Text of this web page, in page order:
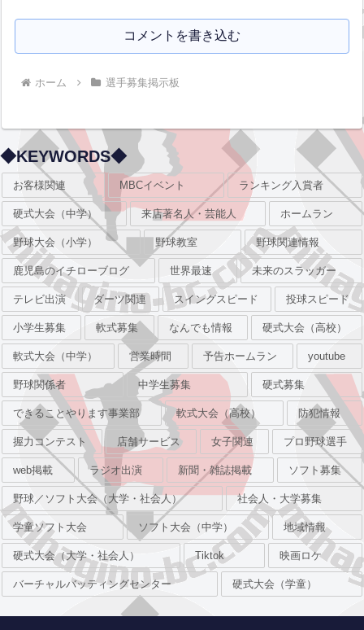
コメントを書き込む
ホーム 選手募集掲示板
◆KEYWORDS◆
お客様関連 MBCイベント ランキング入賞者
硬式大会（中学） 来店著名人・芸能人 ホームラン
野球大会（小学） 野球教室 野球関連情報
鹿児島のイチローブログ 世界最速 未来のスラッガー
テレビ出演 ダーツ関連 スイングスピード 投球スピード
小学生募集 軟式募集 なんでも情報 硬式大会（高校）
軟式大会（中学） 営業時間 予告ホームラン youtube
野球関係者 中学生募集 硬式募集
できることやります事業部 軟式大会（高校） 防犯情報
握力コンテスト 店舗サービス 女子関連 プロ野球選手
web掲載 ラジオ出演 新聞・雑誌掲載 ソフト募集
野球／ソフト大会（大学・社会人） 社会人・大学募集
学童ソフト大会 ソフト大会（中学） 地域情報
硬式大会（大学・社会人） Tiktok 映画ロケ
バーチャルバッティングセンター 硬式大会（学童）